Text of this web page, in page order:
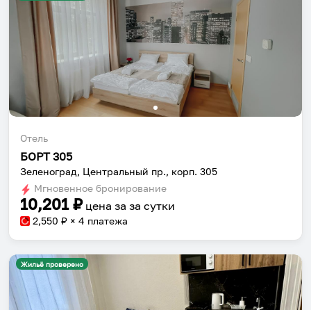
Отель
БОРТ 305
Зеленоград, Центральный пр., корп. 305
Мгновенное бронирование
10,201₽ цена за за сутки
2,550 ₽ × 4 платежа
Жильё проверено